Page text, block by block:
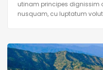
utinam principes dignissim
nusquam, cu luptatum